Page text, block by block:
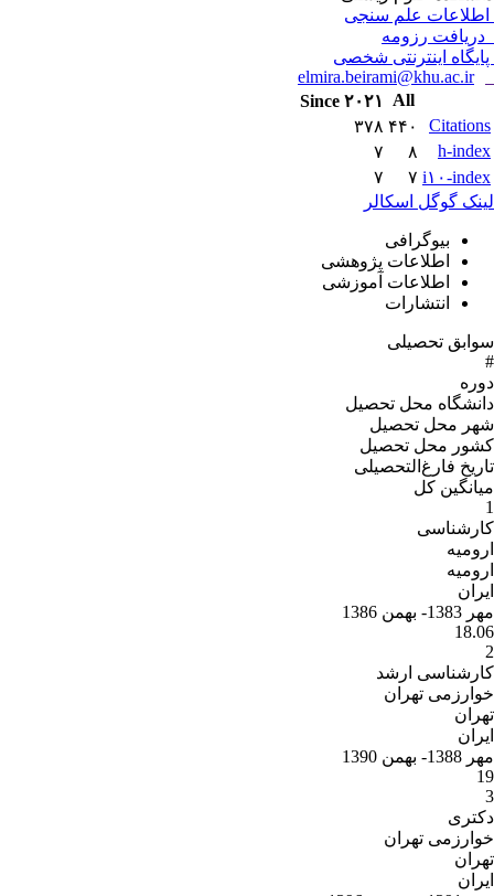
اطلاعات علم سنجی
دریافت رزومه
پایگاه اینترنتی شخصی
elmira.beirami@khu.ac.ir
All
Since ۲۰۲۱
Citations
۴۴۰ ۳۷۸
h-index
۸
۷
i۱۰-index ۷
۷
لینک گوگل اسکالر
بیوگرافی
اطلاعات پژوهشی
اطلاعات آموزشی
انتشارات
سوابق تحصیلی
#
دوره
دانشگاه محل تحصیل
شهر محل تحصیل
کشور محل تحصیل
تاریخ فارغ‌التحصیلى
میانگین کل
1
کارشناسی
ارومیه
ارومیه
ایران
مهر 1383- بهمن 1386
18.06
2
کارشناسی ارشد
خوارزمی تهران
تهران
ایران
مهر 1388- بهمن 1390
19
3
دکتری
خوارزمی تهران
تهران
ایران